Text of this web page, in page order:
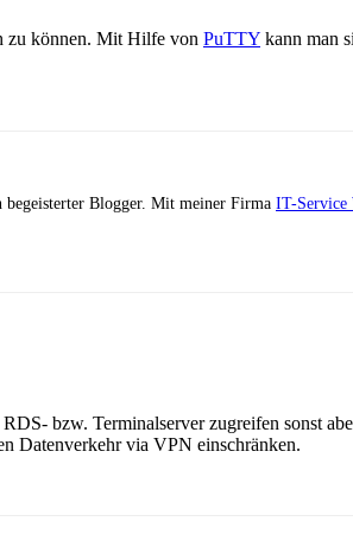
zu können. Mit Hilfe von PuTTY kann man
begeisterter Blogger. Mit meiner Firma IT-Service
bzw. Terminalserver zugreifen sonst
Datenverkehr via VPN einschränken.